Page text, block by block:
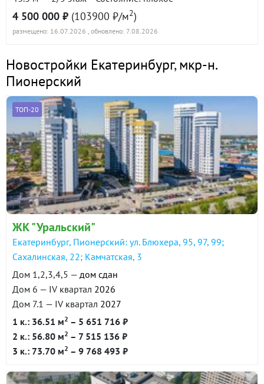
4 500 000 ₽ (103900 ₽/м2)
размещено: 16.07.2026 , обновлено: 7.08.2026
Новостройки Екатеринбург,мкр-н.
Пионерский
ТОП-20
ЖК "Уральский"
Екатеринбург, Пионерский: ул. Блюхера, 95, 97, 99;
Сахалинская, 22; Камчатская, 3
Дом 1,2,3,4,5 — дом сдан
Дом 6 — IV квартал 2026
Дом 7.1 — IV квартал 2027
1 к.: 36.51 м2 – 5 651 716 ₽
2 к.: 56.80 м2 – 7 515 136 ₽
3 к.: 73.70 м2 – 9 768 493 ₽